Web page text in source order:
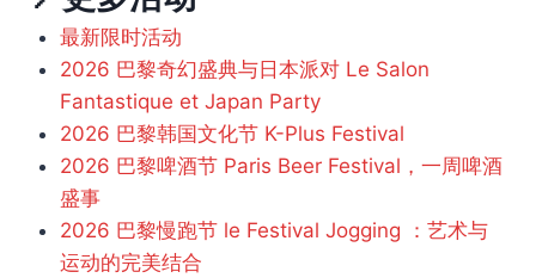
最新限时活动
2026 巴黎奇幻盛典与日本派对 Le Salon
Fantastique et Japan Party
2026 巴黎韩国文化节 K-Plus Festival
2026 巴黎啤酒节 Paris Beer Festival，一周啤酒
盛事
2026 巴黎慢跑节 le Festival Jogging ：艺术与
运动的完美结合